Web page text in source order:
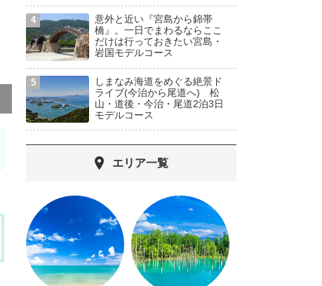
意外と近い『宮島から錦帯
橋』。一日でまわるならここ
だけは行っておきたい宮島・
岩国モデルコース
しまなみ海道をめぐる絶景ド
ライブ(今治から尾道へ) 松
山・道後・今治・尾道2泊3日
モデルコース
エリア一覧